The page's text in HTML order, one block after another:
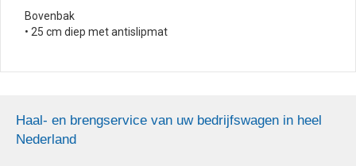
Bovenbak
• 25 cm diep met antislipmat
Haal- en brengservice van uw bedrijfswagen in heel
Nederland